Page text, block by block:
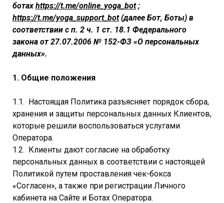
ботах https://t.me/online_yoga_bot;
https://t.me/yoga_support_bot(далее Бот, Боты) в
соответствии с п. 2 ч. 1 ст. 18.1 Федерального
закона от 27.07.2006 № 152-ФЗ «О персональных
данных».
1. Общие положения
1.1. Настоящая Политика разъясняет порядок сбора,
хранения и защиты персональных данных Клиентов,
которые решили воспользоваться услугами
Оператора.
1.2. Клиенты дают согласие на обработку
персональных данных в соответствии с настоящей
Политикой путем проставления чек-бокса
«Согласен», а также при регистрации Личного
кабинета на Сайте и Ботах Оператора.